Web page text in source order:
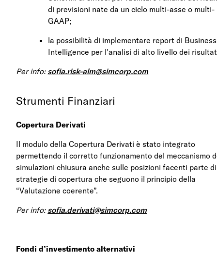
di previsioni nate da un ciclo multi-asse o multi-
GAAP;
la possibilità di implementare report di Business
Intelligence per l'analisi di alto livello dei
Per info: sofia.risk-alm@simcorp.com
Strumenti Finanziari
Copertura Derivati
Il modulo della Copertura Derivati è stato integrato
permettendo il corretto funzionamento del meccanismo
simulazioni chiusura anche sulle posizioni facenti parte di
strategie di copertura che seguono il principio della
“Valutazione coerente”.
Per info: sofia.derivati@simcorp.com
Fondi d’investimento alternativi